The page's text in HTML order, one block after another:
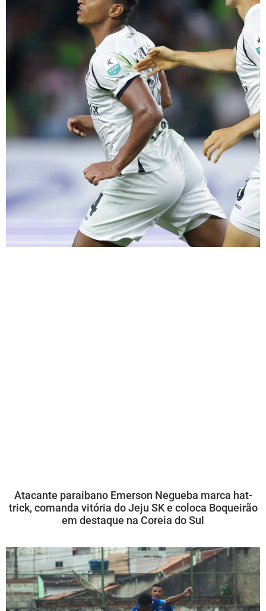
Atacante paraibano Emerson Negueba marca hat-
trick, comanda vitória do Jeju SK e coloca Boqueirão
em destaque na Coreia do Sul